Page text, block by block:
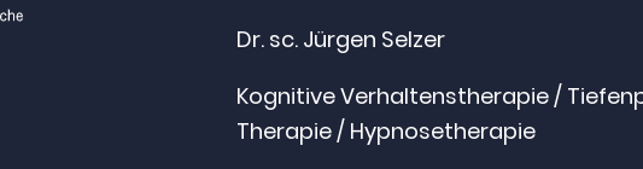
Dr. sc. Jürgen Selzer
Kognitive Verhaltenstherapie /
Therapie / Hypnosetherapie